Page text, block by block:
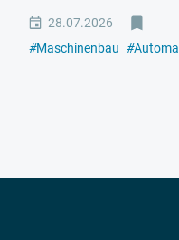
28.07.2026
#Maschinenbau #